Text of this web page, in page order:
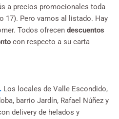
a precios promocionales toda
17). Pero vamos al listado. Hay
Todos ofrecen descuentos
con respecto a su carta
Los locales de Valle Escondido,
barrio Jardín, Rafael Núñez y
delivery de helados y